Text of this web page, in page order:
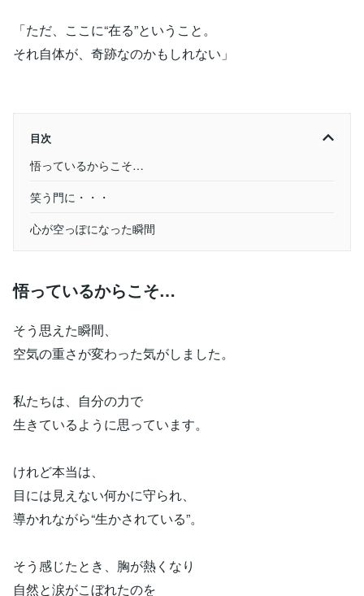
「ただ、ここに“在る”ということ。
それ自体が、奇跡なのかもしれない」
目次
悟っているからこそ…
笑う門に・・・
心が空っぽになった瞬間
悟っているからこそ…
そう思えた瞬間、
空気の重さが変わった気がしました。
私たちは、自分の力で
生きているように思っています。
けれど本当は、
目には見えない何かに守られ、
導かれながら“生かされている”。
そう感じたとき、胸が熱くなり
自然と涙がこぼれたのを